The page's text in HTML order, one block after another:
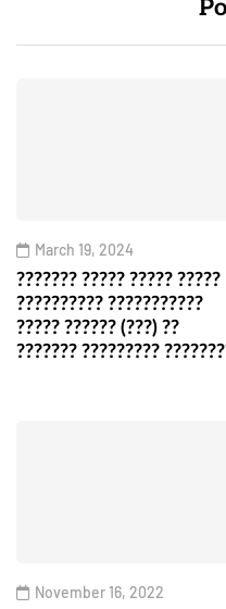
March 19, 2024
??????? ????? ????? ?????
?????????? ???????????
????? ?????? (???) ??
??????? ?????????
November 16, 2022